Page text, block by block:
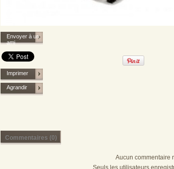
Envoyer à un
ami
Imprimer
Agrandir
Commentaires (0)
Aucun commentaire
Seuls les utilisateurs